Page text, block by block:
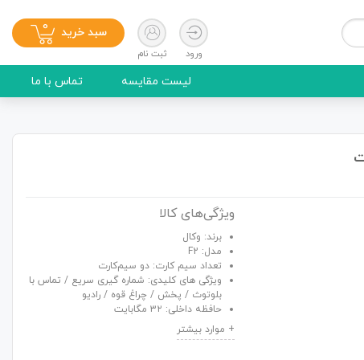
ورود ثبت نام
سبد خرید 0
لیست مقایسه تماس با ما
ویژگی‌های کالا
برند: وکال
مدل: F2
تعداد سیم کارت: دو سیم‌کارت
ویژگی های کلیدی: شماره گیری سریع / تماس با
بلوتوث / پخش / چراغ قوه / رادیو
حافظه داخلی: ۳۲ مگابایت